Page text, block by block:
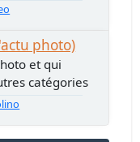
photo)
et qui
catégories